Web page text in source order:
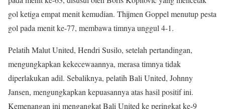
gol ketiga empat menit kemudian. Thijmen Goppel menutup pesta
gol pada menit ke-77, membawa timnya unggul 4-1.
Pelatih Malut United, Hendri Susilo, setelah pertandingan,
mengungkapkan kekecewaannya, merasa timnya tidak
diperlakukan adil. Sebaliknya, pelatih Bali United, Johnny
Jansen, mengungkapkan kepuasannya atas hasil positif ini.
Kemenangan ini mengangkat Bali United ke peringkat ke-9